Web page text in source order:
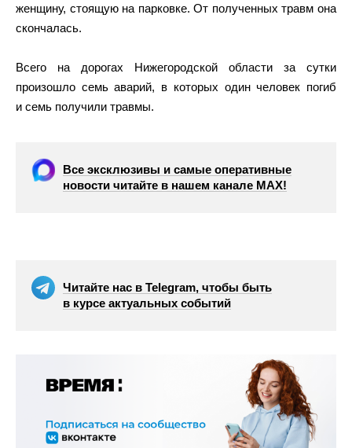
женщину, стоящую на парковке. От полученных травм она
скончалась.
Всего на дорогах Нижегородской области за сутки
произошло семь аварий, в которых один человек погиб
и семь получили травмы.
Все эксклюзивы и самые оперативные
новости читайте в нашем канале МАХ!
Читайте нас в Telegram, чтобы быть
в курсе актуальных событий